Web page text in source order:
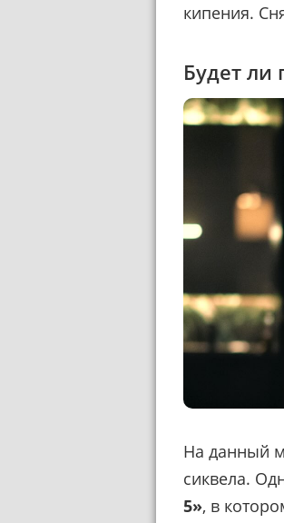
кипения.
Будет ли
На данный
сиквела.
5», в